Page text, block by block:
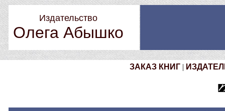
Издательство
Олега Абышко
ЗАКАЗ КНИГ |